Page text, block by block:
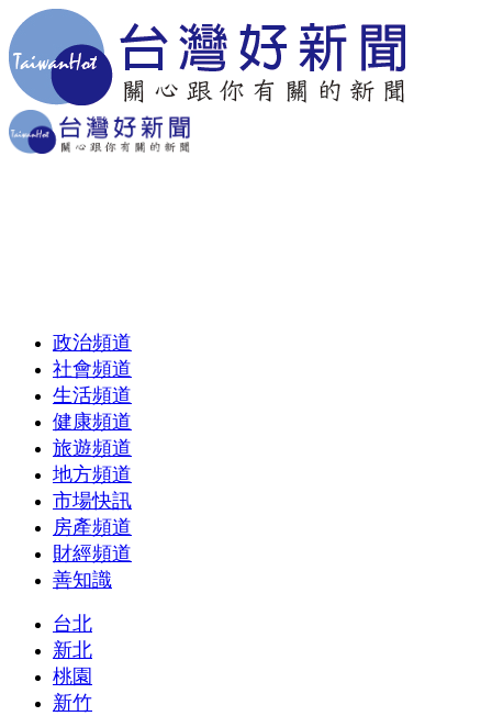
政治頻道
社會頻道
生活頻道
健康頻道
旅遊頻道
地方頻道
市場快訊
房產頻道
財經頻道
善知識
台北
新北
桃園
新竹